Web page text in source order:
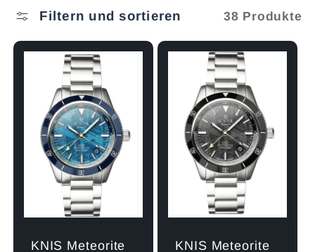
:
Filtern und sortieren 38 Produkte
KNIS Meteorite
KNIS Meteorite